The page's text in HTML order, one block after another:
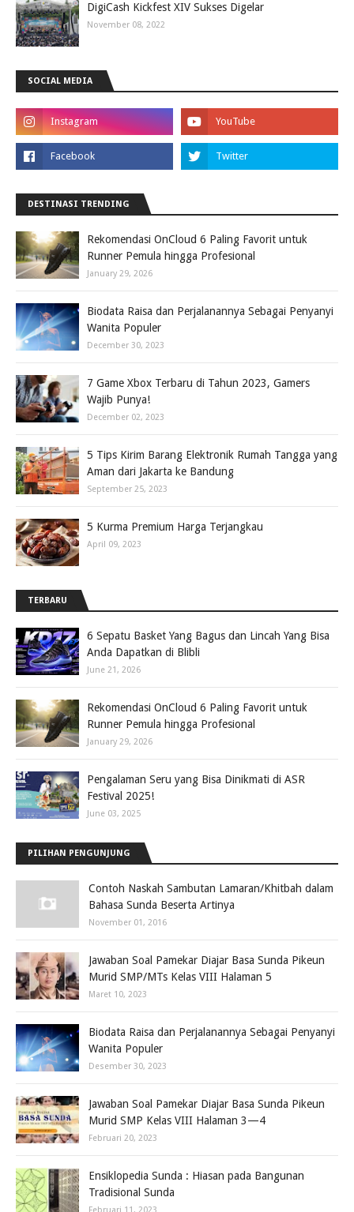
DigiCash Kickfest XIV Sukses Digelar
November 08, 2022
SOCIAL MEDIA
DESTINASI TRENDING
Rekomendasi OnCloud 6 Paling Favorit untuk
Runner Pemula hingga Profesional
January 29, 2026
Biodata Raisa dan Perjalanannya Sebagai Penyanyi
Wanita Populer
December 30, 2023
7 Game Xbox Terbaru di Tahun 2023, Gamers
Wajib Punya!
December 02, 2023
5 Tips Kirim Barang Elektronik Rumah Tangga yang
Aman dari Jakarta ke Bandung
September 25, 2023
5 Kurma Premium Harga Terjangkau
April 09, 2023
TERBARU
6 Sepatu Basket Yang Bagus dan Lincah Yang Bisa
Anda Dapatkan di Blibli
June 21, 2026
Rekomendasi OnCloud 6 Paling Favorit untuk
Runner Pemula hingga Profesional
January 29, 2026
Pengalaman Seru yang Bisa Dinikmati di ASR
Festival 2025!
June 03, 2025
PILIHAN PENGUNJUNG
Contoh Naskah Sambutan Lamaran/Khitbah dalam
Bahasa Sunda Beserta Artinya
November 01, 2016
Jawaban Soal Pamekar Diajar Basa Sunda Pikeun
Murid SMP/MTs Kelas VIII Halaman 5
Maret 10, 2023
Biodata Raisa dan Perjalanannya Sebagai Penyanyi
Wanita Populer
Desember 30, 2023
Jawaban Soal Pamekar Diajar Basa Sunda Pikeun
Murid SMP Kelas VIII Halaman 3—4
Februari 20, 2023
Ensiklopedia Sunda : Hiasan pada Bangunan
Tradisional Sunda